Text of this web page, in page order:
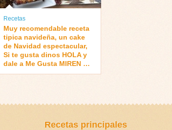
Recetas
Muy recomendable receta
tipica navideña, un cake
de Navidad espectacular,
Si te gusta dinos HOLA y
dale a Me Gusta MIREN …
Recetas principales